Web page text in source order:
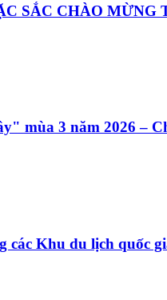
SẮC CHÀO MỪNG
mùa 3 năm 2026 –
Khu du lịch quốc